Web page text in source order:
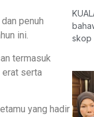
penuh
ini.
termasuk
erat serta
yang hadir
skop